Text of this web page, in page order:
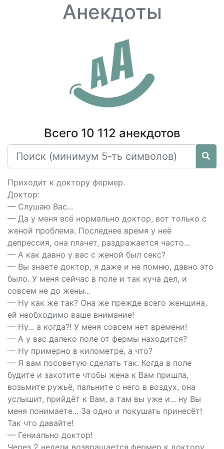
Анекдоты
Всего 10 112 анекдотов
Приходит к доктору фермер.
Доктор:
— Слушаю Вас...
— Да у меня всё нормально доктор, вот только с
женой проблема. Последнее время у неё
депрессия, она плачет, раздражается часто...
— А как давно у вас с женой был ceкс?
— Вы знаете доктор, я даже и не помню, давно это
было. У меня сейчас в поле и так куча дел, и
совсем не до жены...
— Ну как же так? Она же прежде всего женщина,
ей необходимо ваше внимание!
— Ну... а когда?! У меня совсем нет времени!
— А у вас далеко поле от фермы находится?
— Ну примерно в километре, а что?
— Я вам посоветую сделать так. Когда в поле
будите и захотите чтобы жена к Вам пришла,
возьмите ружьё, пальните с него в воздух, она
услышит, прийдёт к Вам, а там вы уже и... ну Вы
меня понимаете... За одно и покушать принесёт!
Так что давайте!
— Гениально доктор!
Через 2 недели возвращается фермер к доктору.